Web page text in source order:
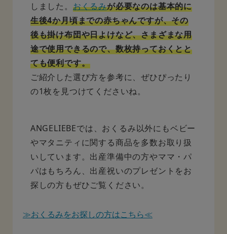
しました。 おくるみが必要なのは基本的に
生後4か月頃までの赤ちゃんですが、その
後も掛け布団や日よけなど、さまざまな用
途で使用できるので、数枚持っておくとと
ても便利です。
ご紹介した選び方を参考に、ぜひぴったり
の1枚を見つけてくださいね。
ANGELIEBEでは、おくるみ以外にもベビー
やマタニティに関する商品を多数お取り扱
いしています。出産準備中の方やママ・パ
パはもちろん、出産祝いのプレゼントをお
探しの方もぜひご覧ください。
≫おくるみをお探しの方はこちら≪